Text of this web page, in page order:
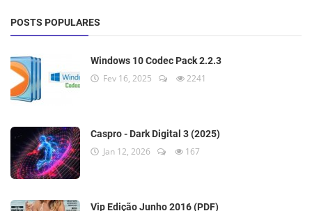
POSTS POPULARES
Windows 10 Codec Pack 2.2.3
Fev 16, 2025 2241
Caspro - Dark Digital 3 (2025)
Jan 12, 2026 167
Vip Edição Junho 2016 (PDF)